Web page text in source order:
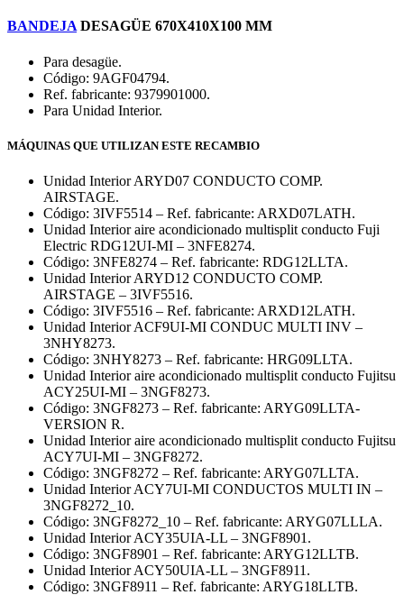
BANDEJA DESAGÜE 670X410X100 MM
Para desagüe.
Código: 9AGF04794.
Ref. fabricante: 9379901000.
Para Unidad Interior.
MÁQUINAS QUE UTILIZAN ESTE RECAMBIO
Unidad Interior ARYD07 CONDUCTO COMP.
AIRSTAGE.
Código: 3IVF5514 – Ref. fabricante: ARXD07LATH.
Unidad Interior aire acondicionado multisplit conducto Fuji
Electric RDG12UI-MI – 3NFE8274.
Código: 3NFE8274 – Ref. fabricante: RDG12LLTA.
Unidad Interior ARYD12 CONDUCTO COMP.
AIRSTAGE – 3IVF5516.
Código: 3IVF5516 – Ref. fabricante: ARXD12LATH.
Unidad Interior ACF9UI-MI CONDUC MULTI INV –
3NHY8273.
Código: 3NHY8273 – Ref. fabricante: HRG09LLTA.
Unidad Interior aire acondicionado multisplit conducto Fujitsu
ACY25UI-MI – 3NGF8273.
Código: 3NGF8273 – Ref. fabricante: ARYG09LLTA-
VERSION R.
Unidad Interior aire acondicionado multisplit conducto Fujitsu
ACY7UI-MI – 3NGF8272.
Código: 3NGF8272 – Ref. fabricante: ARYG07LLTA.
Unidad Interior ACY7UI-MI CONDUCTOS MULTI IN –
3NGF8272_10.
Código: 3NGF8272_10 – Ref. fabricante: ARYG07LLLA.
Unidad Interior ACY35UIA-LL – 3NGF8901.
Código: 3NGF8901 – Ref. fabricante: ARYG12LLTB.
Unidad Interior ACY50UIA-LL – 3NGF8911.
Código: 3NGF8911 – Ref. fabricante: ARYG18LLTB.